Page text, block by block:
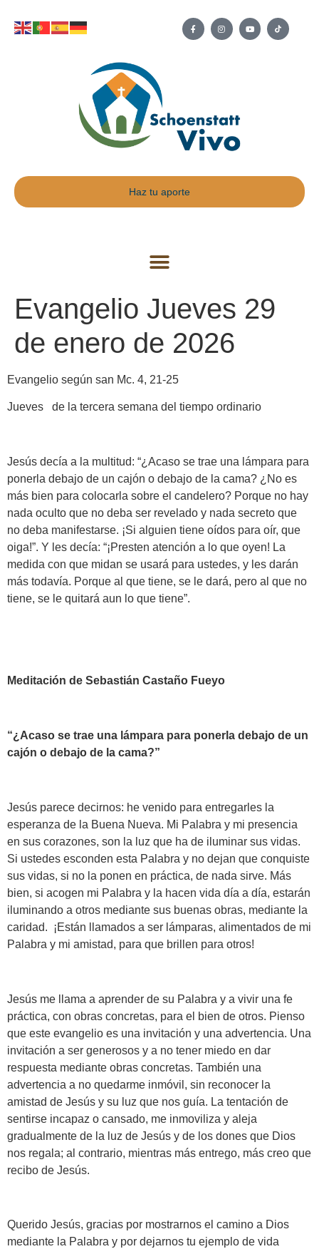
Haz tu aporte
Evangelio Jueves 29
de enero de 2026
Evangelio según san Mc. 4, 21-25
Jueves de la tercera semana del tiempo ordinario
Jesús decía a la multitud: “¿Acaso se trae una lámpara para
ponerla debajo de un cajón o debajo de la cama? ¿No es
más bien para colocarla sobre el candelero? Porque no hay
nada oculto que no deba ser revelado y nada secreto que
no deba manifestarse. ¡Si alguien tiene oídos para oír, que
oiga!”. Y les decía: “¡Presten atención a lo que oyen! La
medida con que midan se usará para ustedes, y les darán
más todavía. Porque al que tiene, se le dará, pero al que no
tiene, se le quitará aun lo que tiene”.
Meditación de Sebastián Castaño Fueyo
“¿Acaso se trae una lámpara para ponerla debajo de un
cajón o debajo de la cama?”
Jesús parece decirnos: he venido para entregarles la
esperanza de la Buena Nueva. Mi Palabra y mi presencia
en sus corazones, son la luz que ha de iluminar sus vidas.
Si ustedes esconden esta Palabra y no dejan que conquiste
sus vidas, si no la ponen en práctica, de nada sirve. Más
bien, si acogen mi Palabra y la hacen vida día a día, estarán
iluminando a otros mediante sus buenas obras, mediante la
caridad. ¡Están llamados a ser lámparas, alimentados de mi
Palabra y mi amistad, para que brillen para otros!
Jesús me llama a aprender de su Palabra y a vivir una fe
práctica, con obras concretas, para el bien de otros. Pienso
que este evangelio es una invitación y una advertencia. Una
invitación a ser generosos y a no tener miedo en dar
respuesta mediante obras concretas. También una
advertencia a no quedarme inmóvil, sin reconocer la
amistad de Jesús y su luz que nos guía. La tentación de
sentirse incapaz o cansado, me inmoviliza y aleja
gradualmente de la luz de Jesús y de los dones que Dios
nos regala; al contrario, mientras más entrego, más creo que
recibo de Jesús.
Querido Jesús, gracias por mostrarnos el camino a Dios
mediante la Palabra y por dejarnos tu ejemplo de vida